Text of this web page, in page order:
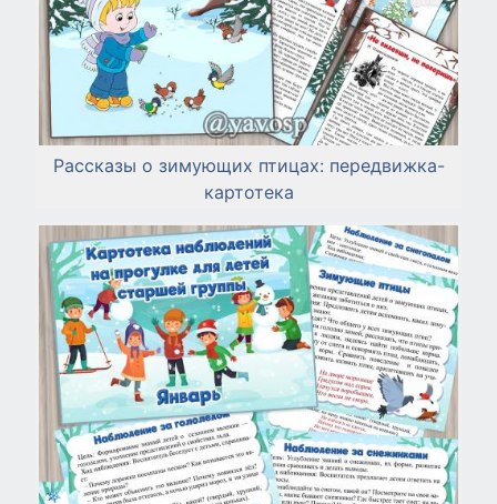
Рассказы о зимующих птицах: передвижка-
картотека